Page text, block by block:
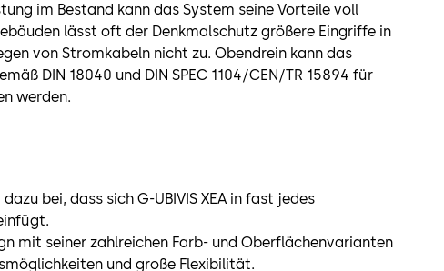
im Bestand kann das System seine Vorteile voll
lässt oft der Denkmalschutz größere Eingriffe in
von Stromkabeln nicht zu. Obendrein kann das
DIN 18040 und DIN SPEC 1104/CEN/TR 15894 für
werden.
bei, dass sich G-UBIVIS XEA in fast jedes
mit seiner zahlreichen Farb- und Oberflächenvarianten
und große Flexibilität.